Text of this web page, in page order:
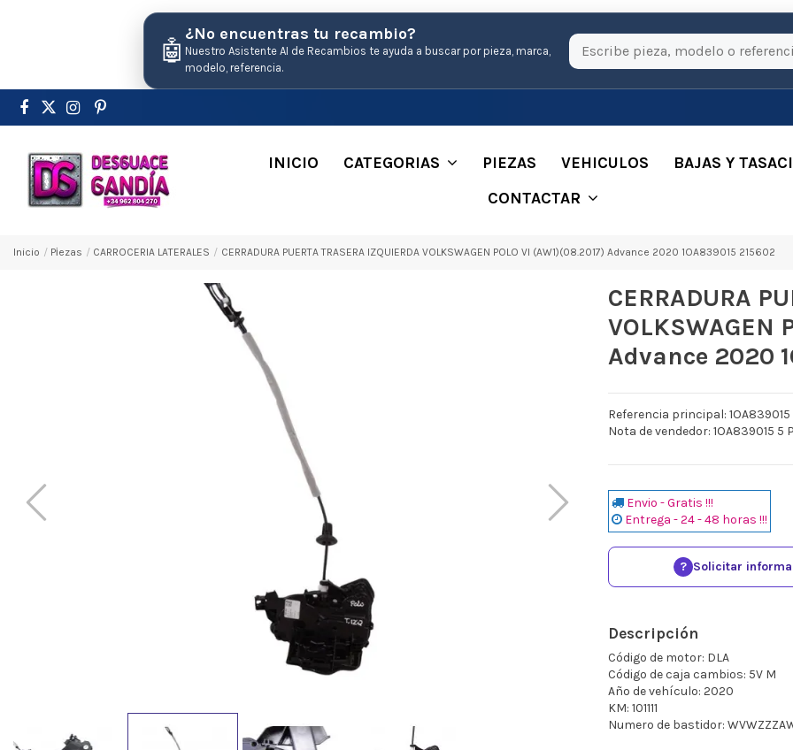
🤖
¿No encuentras tu recambio?
Nuestro Asistente AI de Recambios te ayuda a buscar por pieza, marca,
modelo, referencia.
INICIO CATEGORIAS PIEZAS VEHICULOS
BAJAS Y
CONTACTAR
Inicio Pіezas CARROCERIA LATERALES CERRADURA PUERTA TRASERA IZQUIERDA VOLKSWAGEN POLO VI (AW1)(08.2017) Advance 2020 1OA839015 215602
CERRADURA
VOLKSWAGEN
Advance 2020
Referencia principal: 1OA839015
Nota de vendedor: 1OA839015 5
Envio - Gratis !!!
Entrega - 24 - 48 horas !!!
? Solicitar
Descripción
Código de motor: DLA
Código de caja cambios: 5V M
Año de vehículo: 2020
KM: 101111
Numero de bastidor: